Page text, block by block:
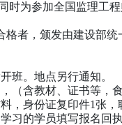
时为参加全国监理工
格者，颁发由建设部
班。地点另行通知。
，（含教材、证书等，
，身份证复印件1张
习的学员填写报名回